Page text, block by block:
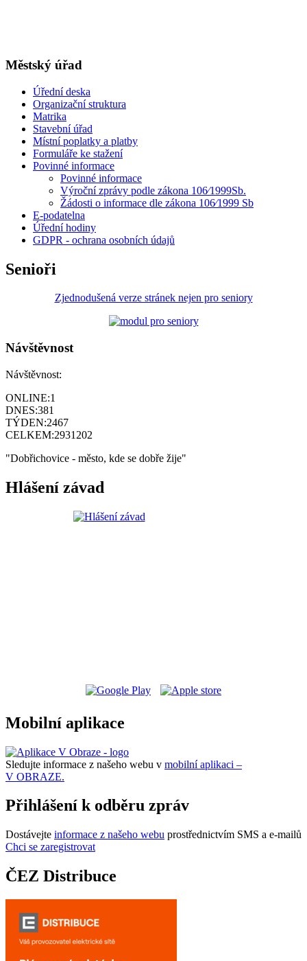
Městský úřad
Úřední deska
Organizační struktura
Matrika
Stavební úřad
Místní poplatky a platby
Formuláře ke stažení
Povinné informace
Povinné informace
Výroční zprávy podle zákona 106⁄1999Sb.
Žádosti o informace dle zákona 106⁄1999 Sb
E-podatelna
Úřední hodiny
GDPR - ochrana osobních údajů
Senioři
Zjednodušená verze stránek nejen pro seniory
Návštěvnost
Návštěvnost:
ONLINE:1
DNES:381
TÝDEN:2467
CELKEM:2931202
"Dobřichovice - město, kde se dobře žije"
Hlášení závad
Mobilní aplikace
Sledujte informace z našeho webu v mobilní aplikaci –
V OBRAZE.
Přihlášení k odběru zpráv
Dostávejte informace z našeho webu prostřednictvím SMS a e-mailů
Chci se zaregistrovat
ČEZ Distribuce